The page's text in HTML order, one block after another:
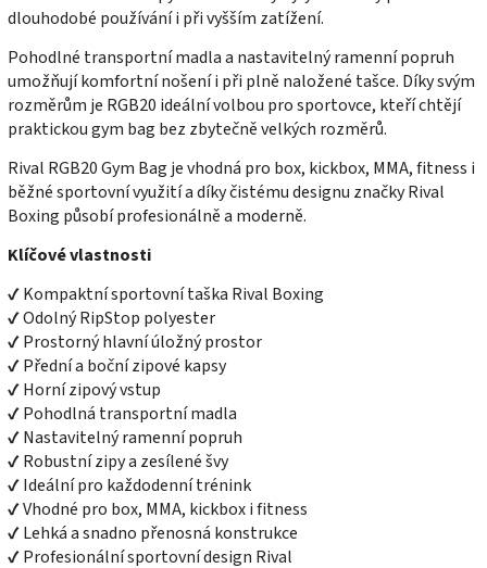
dlouhodobé používání i při vyšším zatížení.
Pohodlné transportní madla a nastavitelný ramenní popruh
umožňují komfortní nošení i při plně naložené tašce. Díky svým
rozměrům je RGB20 ideální volbou pro sportovce, kteří chtějí
praktickou gym bag bez zbytečně velkých rozměrů.
Rival RGB20 Gym Bag je vhodná pro box, kickbox, MMA, fitness i
běžné sportovní využití a díky čistému designu značky Rival
Boxing působí profesionálně a moderně.
Klíčové vlastnosti
✔ Kompaktní sportovní taška Rival Boxing
✔ Odolný RipStop polyester
✔ Prostorný hlavní úložný prostor
✔ Přední a boční zipové kapsy
✔ Horní zipový vstup
✔ Pohodlná transportní madla
✔ Nastavitelný ramenní popruh
✔ Robustní zipy a zesílené švy
✔ Ideální pro každodenní trénink
✔ Vhodné pro box, MMA, kickbox i fitness
✔ Lehká a snadno přenosná konstrukce
✔ Profesionální sportovní design Rival